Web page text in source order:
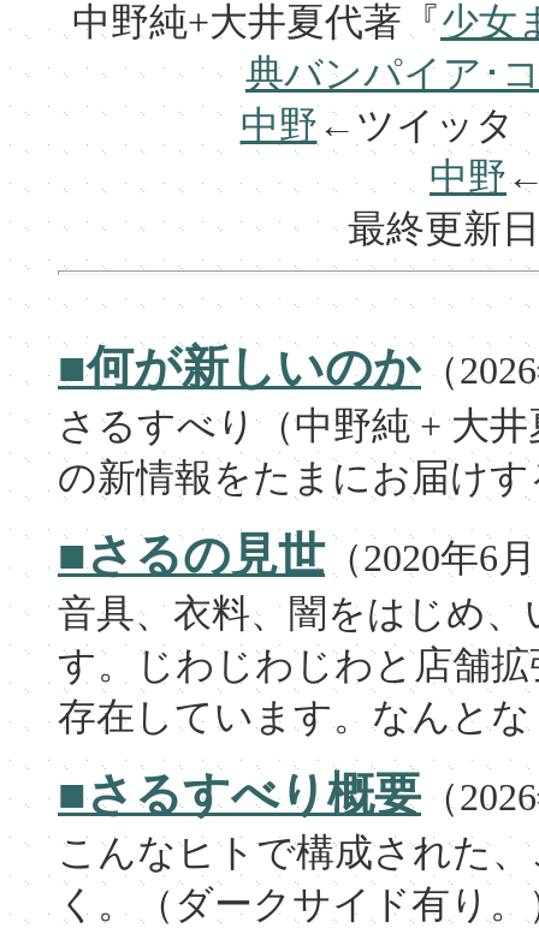
中野純+大井夏代著『少女
典バンパイア･
中野 ←ツイッタ
中野
最終更新日
■何が新しいのか（
さるすべり（中野純 + 大
の新情報をたまにお届け
■さるの見世 （2020年6
音具、衣料、闇をはじめ
す。じわじわじわと店舗
存在しています。なんと
■さるすべり概要 （
こんなヒトで構成された
く。（ダークサイド有り。